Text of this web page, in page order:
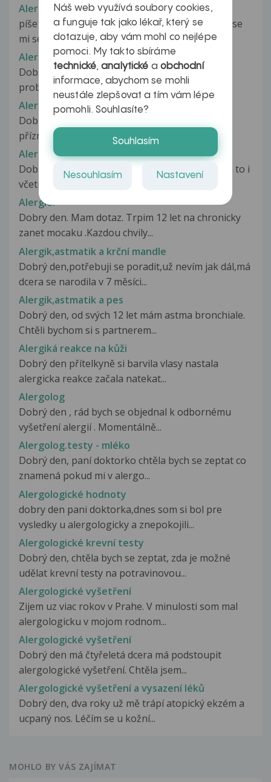
Alergie??
píše se o alergiích.je možné,že když jím rýži,tak se
mi sevře něco v hrdle?je...
Alergie???
Dobrý den, nikdy předtím jsem neměla žádný
problém, pouze v mládí atopický ekzém,...
Alergie?...
Dobrý den,paní doktorko.Chcise zeptat,zda mé
příznaky mohou být alergii?.. Někdy...
Alergie?/ kojení
Dobrý den. Léta si barvím vlasy bez problému a to i
včetně těhotenství a po...
Alergie.
Dobry den. Mam dotaz. Trpim 12 let na chronicky
zanet mocaku .Kazdou chvily...
Alergik,astmatik a krční mandle
Dobrý den,potřebuji se poradit,už nevím jak dál,má
dcera se narodila v 7 měsíci...
Alergik,astmatik a pes
Dobrý den, od svých 12 let mám astma bronchiale.
Chtěli bychom si s partnerem...
Alergiká reakce na kůži
Dobrý den přítelkyně si barvila vlasy nastala
alergicka reakce začala natekat...
Alergolog
Dobrý den , rád bych se objednal k odbornému
vyšetření alergií . Momentálně...
Alergolog.testy - mléko
Dobrý den, paní doktorko chtěla bych se zeptat co
znamená pokud mi v alergo...
Alergologické hodnoty
dobry den pani doktorka,dnes som si bol pre
vysledky u alergologicky a znepokojili...
Alergologické krevní testy
Dobrý den, chtěla bych se zeptat, zda je možné
udělat krevní testy na potravinovou...
Alergologické vyšetření
Zijem uz viac rokov v Prahe. V minulosti som mal
alergologicku v mojom rodnom...
Alergologické vyšetření
Dobrý den má čtyřeletá dcera má podstoupit
alergologické vyšetření. Chtěla jsem...
Alergologické vyšetření a vysazení léků
Dobrý den, dva roky už mě trápí atopický ekzém a
ucpaný nos. Léčím se u kožní...
MOHLO BY VÁS ZAJÍMAT
Náš web využívá soubory cookies,
a funguje tak jako lékař, který se
dotazuje, aby vám mohl co nejlépe
pomoci. My takto sbíráme
technické,analytické a obchodní
informace, abychom se mohli
neustále zlepšovat a tím vám lépe
pomohli. Souhlasíte?
Souhlasím
Nesouhlasím Nastavení